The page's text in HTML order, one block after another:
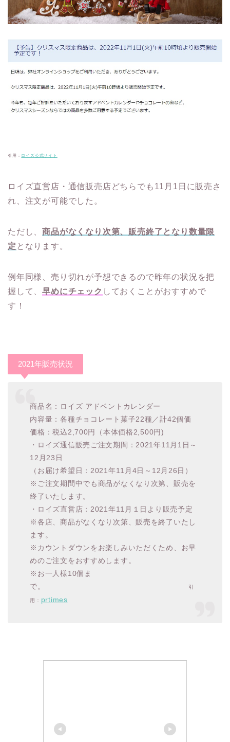
引用： ロイズ公式サイト
ロイズ直営店・通信販売店どちらでも11月1日に販売さ
れ、注文が可能でした。
ただし、商品がなくなり次第、販売終了となり数量限
定 となります。
例年同様、売り切れが予想できるので昨年の状況を把
握して、早めにチェック しておくことがおすすめで
す！
2021年販売状況
商品名：ロイズ アドベントカレンダー
内容量：各種チョコレート菓子22種／計42個価
価格：税込2,700円（本体価格2,500円)
・ロイズ通信販売ご注文期間： 2021年11月1日～
12月23日
（お届け希望日：2021年11月4日～12月26日）
※ご注文期間中でも商品がなくなり次第、販売を
終了いたします。
・ロイズ直営店：2021年11月１日より販売予定
※各店、商品がなくなり次第、販売を終了いたし
ます。
※カウントダウンをお楽しみいただくため、お早
めのご注文をおすすめします。
※お一人様10個ま
で。
引
用： prtimes